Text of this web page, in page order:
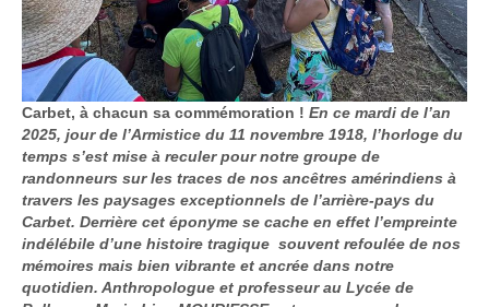
Carbet, à chacun sa commémoration ! En ce mardi de l’an
2025, jour de l’Armistice du 11 novembre 1918, l’horloge du
temps s’est mise à reculer pour notre groupe de
randonneurs sur les traces de nos ancêtres amérindiens à
travers les paysages exceptionnels de l’arrière-pays du
Carbet. Derrière cet éponyme se cache en effet l’empreinte
indélébile d’une histoire tragique souvent refoulée de nos
mémoires mais bien vibrante et ancrée dans notre
quotidien. Anthropologue et professeur au Lycée de